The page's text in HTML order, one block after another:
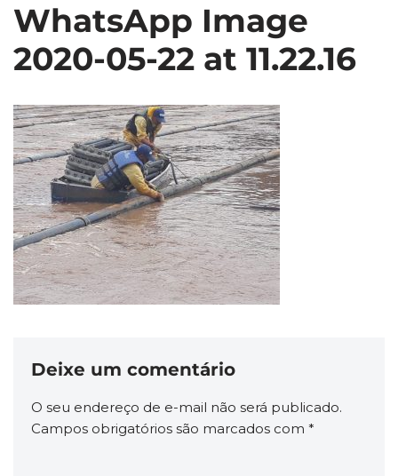
WhatsApp Image
2020-05-22 at 11.22.16
Deixe um comentário
O seu endereço de e-mail não será publicado.
Campos obrigatórios são marcados com *